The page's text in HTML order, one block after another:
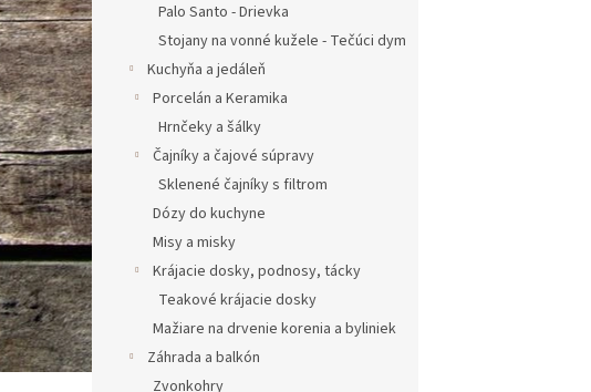
Palo Santo - Drievka
Stojany na vonné kužele - Tečúci dym
Kuchyňa a jedáleň
Porcelán a Keramika
Hrnčeky a šálky
Čajníky a čajové súpravy
Sklenené čajníky s filtrom
Dózy do kuchyne
Misy a misky
Krájacie dosky, podnosy, tácky
Teakové krájacie dosky
Mažiare na drvenie korenia a byliniek
Záhrada a balkón
Zvonkohry